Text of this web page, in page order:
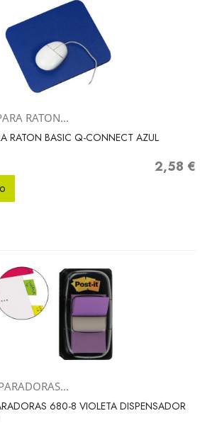
RATON...
RATON BASIC Q-CONNECT AZUL
Precio
2,58 €
680-8 VIOLETA DISPENSADOR